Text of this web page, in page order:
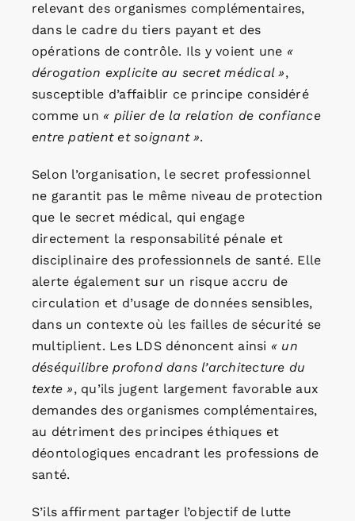
relevant des organismes complémentaires,
dans le cadre du tiers payant et des
opérations de contrôle. Ils y voient une «
dérogation explicite au secret médical »,
susceptible d’affaiblir ce principe considéré
comme un « pilier de la relation de confiance
entre patient et soignant ».
Selon l’organisation, le secret professionnel
ne garantit pas le même niveau de protection
que le secret médical, qui engage
directement la responsabilité pénale et
disciplinaire des professionnels de santé. Elle
alerte également sur un risque accru de
circulation et d’usage de données sensibles,
dans un contexte où les failles de sécurité se
multiplient. Les LDS dénoncent ainsi « un
déséquilibre profond dans l’architecture du
texte », qu’ils jugent largement favorable aux
demandes des organismes complémentaires,
au détriment des principes éthiques et
déontologiques encadrant les professions de
santé.
S’ils affirment partager l’objectif de lutte